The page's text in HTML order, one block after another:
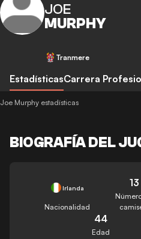
JOE
MURPHY
Tranmere
EstadísticasCarrera
Joe Murphy estadísticas
BIOGRAFÍA DEL
Irlanda
Nacionalidad
13
44
Edad